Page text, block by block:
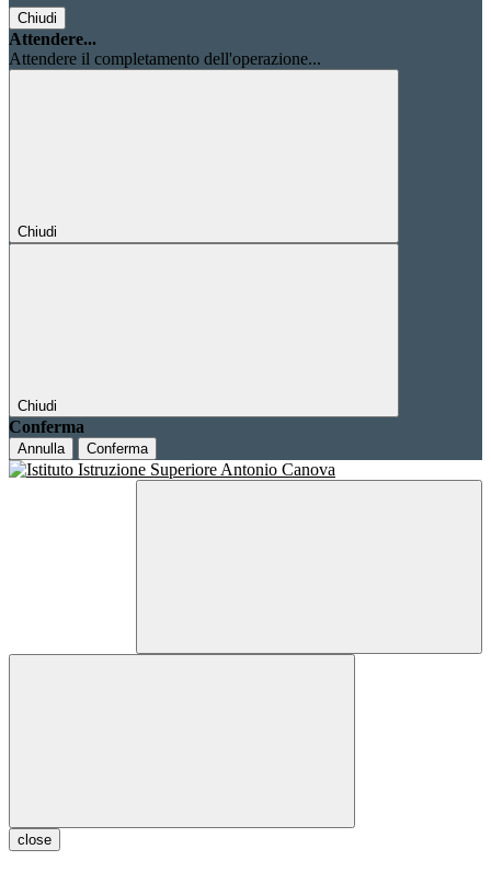
Chiudi
Attendere...
Attendere il completamento dell'operazione...
Chiudi
Chiudi
Conferma
Annulla Conferma
close